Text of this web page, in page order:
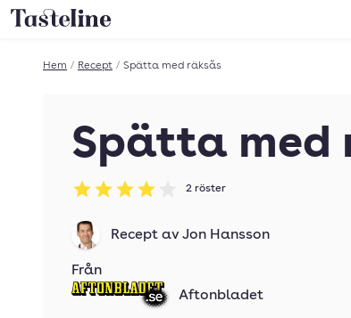
Till Tastelines startsida
Hem / Recept / Spätta med räksås
Spätta med
Betyg: 4 av 5
2 röster
Recept av Jon Hansson
Från
Aftonbladet